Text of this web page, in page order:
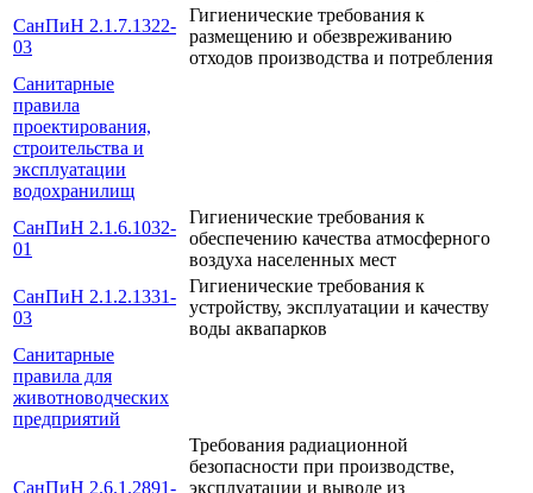
СанПиН 2.1.7.1322-
03
Гигиенические требования к
размещению и обезвреживанию
отходов производства и потребления
Санитарные
правила
проектирования,
строительства и
эксплуатации
водохранилищ
СанПиН 2.1.6.1032-
01
Гигиенические требования к
обеспечению качества атмосферного
воздуха населенных мест
СанПиН 2.1.2.1331-
03
Гигиенические требования к
устройству, эксплуатации и качеству
воды аквапарков
Санитарные
правила для
животноводческих
предприятий
СанПиН 2.6.1.2891-
Требования радиационной
безопасности при производстве,
эксплуатации и выводе из